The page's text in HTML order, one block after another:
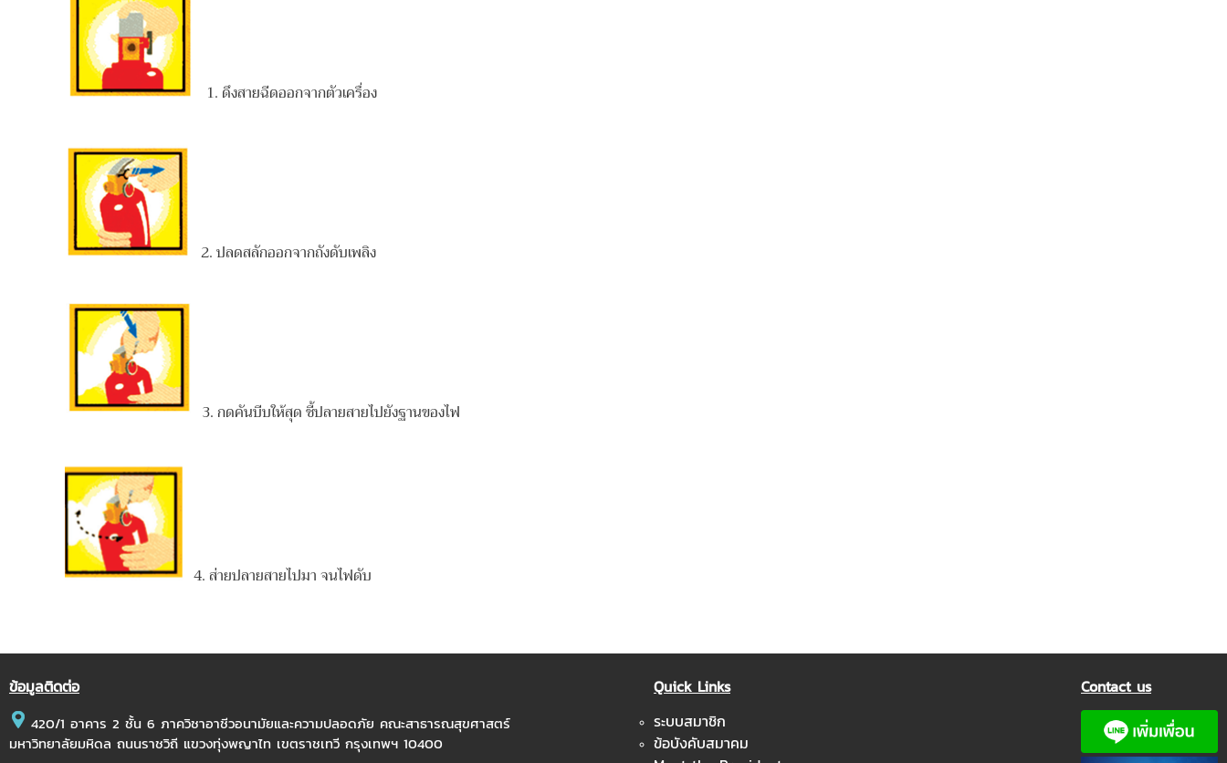
1. ดึงสายฉีดออกจากตัวเครื่อง
2. ปลดสลักออกจากถังดับเพลิง
3. กดคันบีบให้สุด ชี้ปลายสายไปยังฐานของไฟ
4. ส่ายปลายสายไปมา จนไฟดับ
ข้อมูลติดต่อ
420/1 อาคาร 2 ชั้น 6 ภาควิชาอาชีวอนามัยและความปลอดภัย คณะสาธารณสุขศาสตร์
มหาวิทยาลัยมหิดล ถนนราชวิถี แขวงทุ่งพญาไท เขตราชเทวี กรุงเทพฯ 10400
Quick Links
ระบบสมาชิก
ข้อบังคับสมาคม
Contact us